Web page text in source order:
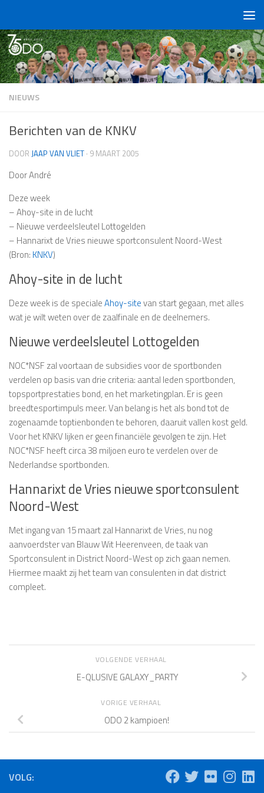
NIEUWS
Berichten van de KNKV
DOOR JAAP VAN VLIET · 9 MAART 2005
Door André
Deze week
– Ahoy-site in de lucht
– Nieuwe verdeelsleutel Lottogelden
– Hannarixt de Vries nieuwe sportconsulent Noord-West
(Bron: KNKV)
Ahoy-site in de lucht
Deze week is de specialeAhoy-sitevan start gegaan, met alles
wat je wilt weten over de zaalfinale en de deelnemers.
Nieuwe verdeelsleutel Lottogelden
NOC*NSF zal voortaan de subsidies voor de sportbonden
verdelen op basis van drie criteria: aantal leden sportbonden,
topsportprestaties bond, en het marketingplan. Er is geen
breedtesportimpuls meer. Van belang is het als bond tot de
zogenaamde toptienbonden te behoren, daaruit vallen kost geld.
Voor het KNKV lijken er geen financiële gevolgen te zijn. Het
NOC*NSF heeft circa 38 miljoen euro te verdelen over de
Nederlandse sportbonden.
Hannarixt de Vries nieuwe sportconsulent
Noord-West
Met ingang van 15 maart zal Hannarixt de Vries, nu nog
aanvoerdster van Blauw Wit Heerenveen, de taak van
Sportconsulent in District Noord-West op zich gaan nemen.
Hiermee maakt zij het team van consulenten in dat district
compleet.
VOLGENDE VERHAAL
E-QLUSIVE GALAXY_PARTY
VORIGE VERHAAL
ODO 2 kampioen!
VOLG: